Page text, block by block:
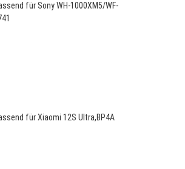
für Sony WH-1000XM5/WF-
für Xiaomi 12S Ultra,BP4A